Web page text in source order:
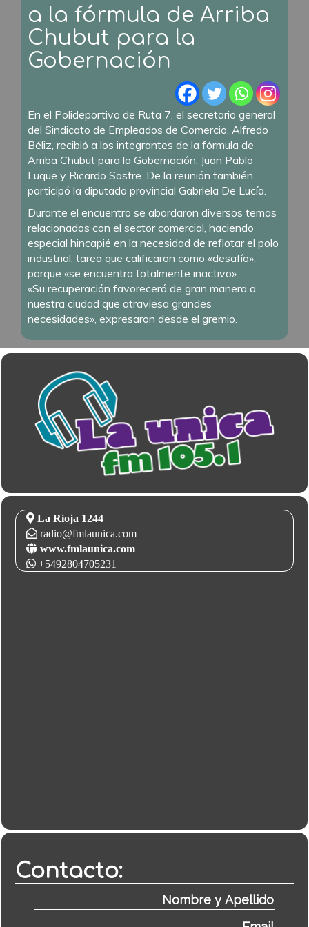
a la fórmula de Arriba
Chubut para la
Gobernación
En el Polideportivo de Ruta 7, el secretario general
del Sindicato de Empleados de Comercio, Alfredo
Béliz, recibió a los integrantes de la fórmula de
Arriba Chubut para la Gobernación, Juan Pablo
Luque y Ricardo Sastre. De la reunión también
participó la diputada provincial Gabriela De Lucía.
Durante el encuentro se abordaron diversos temas
relacionados con el sector comercial, haciendo
especial hincapié en la necesidad de reflotar el polo
industrial, tarea que calificaron como «desafío»,
porque «se encuentra totalmente inactivo».
«Su recuperación favorecerá de gran manera a
nuestra ciudad que atraviesa grandes
necesidades», expresaron desde el gremio.
La Rioja 1244
radio@fmlaunica.com
www.fmlaunica.com
+5492804705231
Contacto: